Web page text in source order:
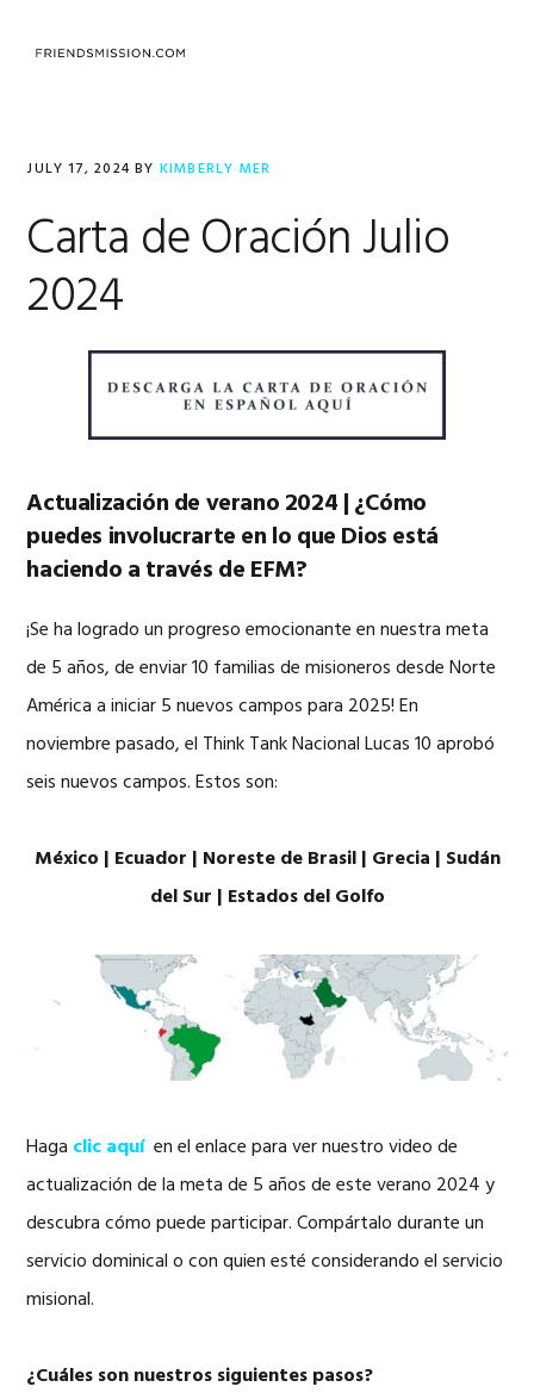
JULY 17, 2024 BY KIMBERLY MER
Carta de Oración Julio
2024
Actualización de verano 2024 | ¿Cómo
puedes involucrarte en lo que Dios está
haciendo a través de EFM?
¡Se ha logrado un progreso emocionante en nuestra meta
de 5 años, de enviar 10 familias de misioneros desde Norte
América a iniciar 5 nuevos campos para 2025! En
noviembre pasado, el Think Tank Nacional Lucas 10 aprobó
seis nuevos campos. Estos son:
México | Ecuador | Noreste de Brasil | Grecia | Sudán
del Sur | Estados del Golfo
Haga clic aquíen el enlace para ver nuestro video de
actualización de la meta de 5 años de este verano 2024 y
descubra cómo puede participar. Compártalo durante un
servicio dominical o con quien esté considerando el servicio
misional.
¿Cuáles son nuestros siguientes pasos?